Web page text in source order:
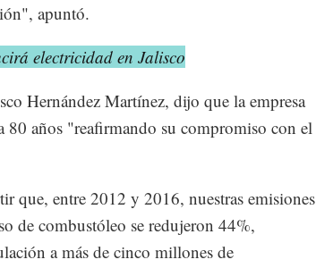
apuntó.
electricidad en Jalisco
Hernández Martínez, dijo que la empresa
80 años "reafirmando su compromiso con el
que, entre 2012 y 2016, nuestras emisiones
de combustóleo se redujeron 44%,
a más de cinco millones de